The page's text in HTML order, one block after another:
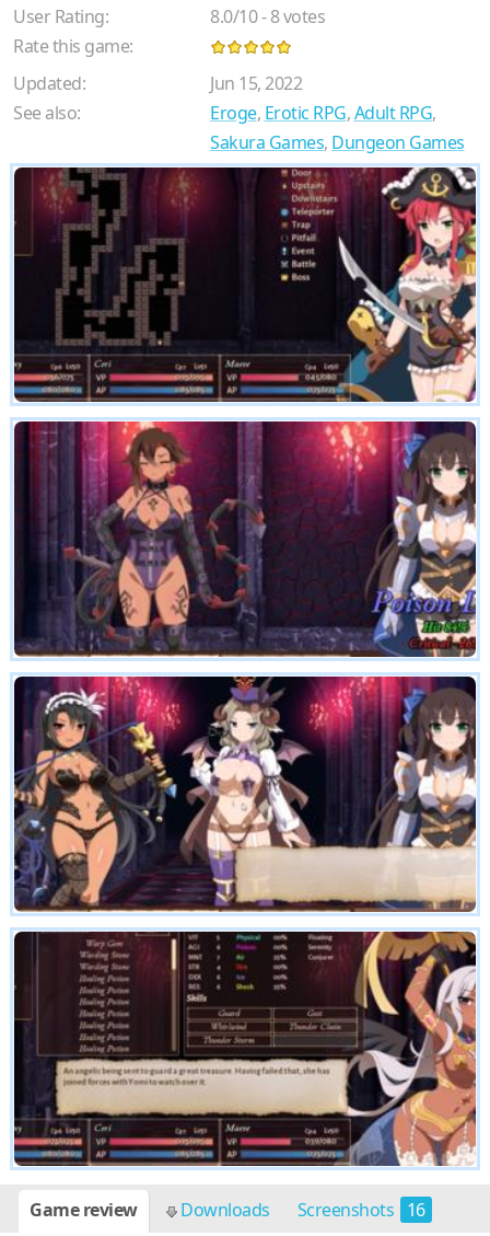
User Rating:
8.0/10-8votes
Rate this game:
Updated:
Jun 15, 2022
See also:
Eroge, Erotic RPG,Adult RPG,
Sakura Games, Dungeon Games
Game review Downloads Screenshots 16